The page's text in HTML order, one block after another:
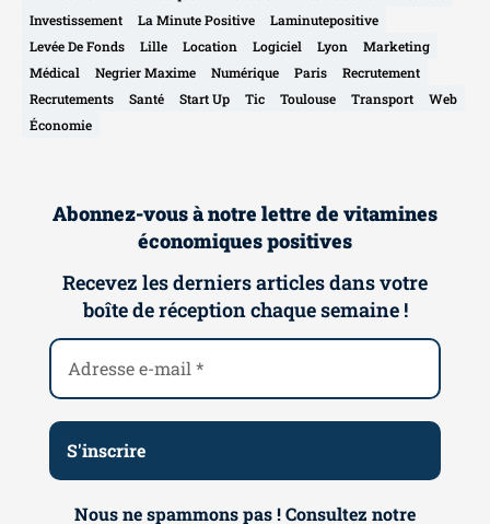
Investissement
La Minute Positive
Laminutepositive
Levée De Fonds
Lille Location Logiciel Lyon
Marketing
Médical
Negrier Maxime Numérique Paris
Recrutement
Recrutements
Santé Start Up Tic Toulouse Transport
Web
Économie
Abonnez-vous à notre lettre de vitamines
économiques positives
Recevez les derniers articles dans votre
boîte de réception chaque semaine !
Nous ne spammons pas ! Consultez notre